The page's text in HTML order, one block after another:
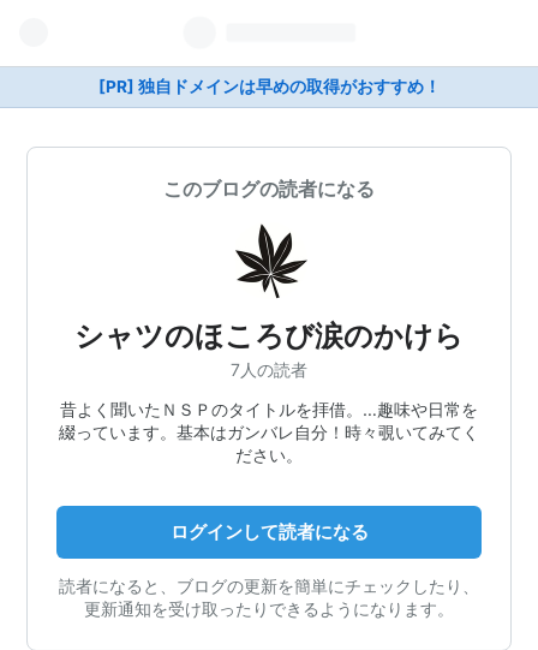
[PR] 独自ドメインは早めの取得がおすすめ！
このブログの読者になる
シャツのほころび涙のかけら
7人の読者
昔よく聞いたＮＳＰのタイトルを拝借。…趣味や日常を
綴っています。基本はガンバレ自分！時々覗いてみてく
ださい。
ログインして読者になる
読者になると、ブログの更新を簡単にチェックしたり、
更新通知を受け取ったりできるようになります。